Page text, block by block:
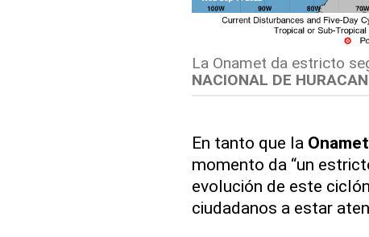
La Onamet da estricto
NACIONAL DE
En tanto que la Onamet
momento da “un
evolución de este
ciudadanos a estar